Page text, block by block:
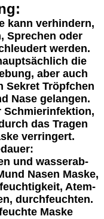
kann verhindern,
Sprechen oder
werden.
die
aber auch
Sekret Tröpfchen
Nase gelangen.
Schmierinfektion,
das Tragen
verringert.
und wasserab-
Nasen Maske,
Atem-
durchfeuchten.
Maske